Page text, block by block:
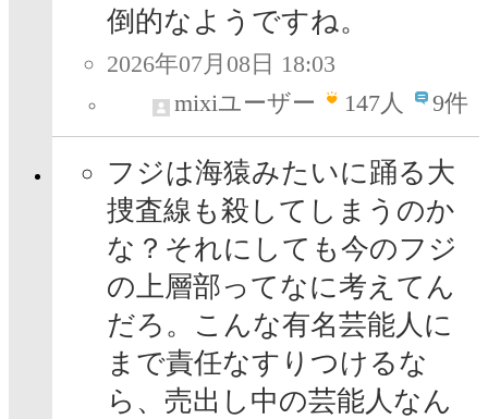
倒的なようですね。
2026年07月08日 18:03
mixiユーザー
147人 9件
フジは海猿みたいに踊る大
捜査線も殺してしまうのか
な？それにしても今のフジ
の上層部ってなに考えてん
だろ。こんな有名芸能人に
まで責任なすりつけるな
ら、売出し中の芸能人なん